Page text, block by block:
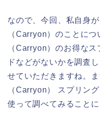
なので、今回、私自身
（Carryon）のことに
（Carryon）のお得な
ドなどがないかを調査
せていただきますね。
（Carryon） スプリン
使って調べてみることに